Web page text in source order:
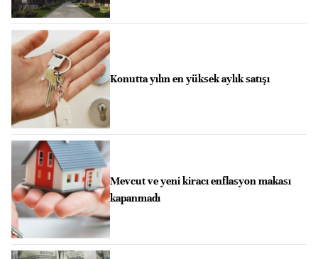
Konutta yılın en yüksek aylık satışı
Mevcut ve yeni kiracı enflasyon makası
kapanmadı